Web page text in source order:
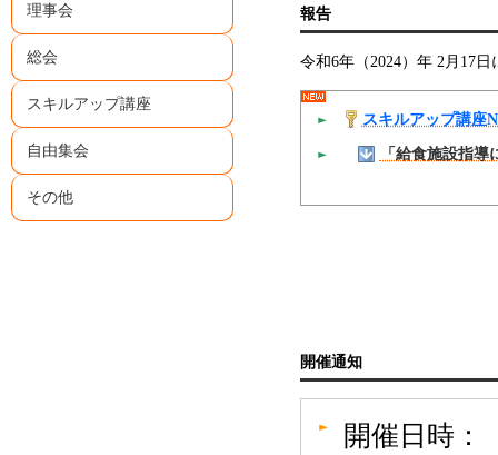
報告
令和6年（2024）年 2月17
スキルアップ講座
「給食施設指
開催通知
開催日時：
理事会
総会
スキルアップ講座
自由集会
その他